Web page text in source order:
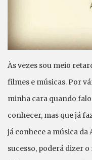
Às vezes sou meio
filmes e músicas. Por
minha cara quando
conhecer, mas que já
já conhece a música da
sucesso, poderá dizer